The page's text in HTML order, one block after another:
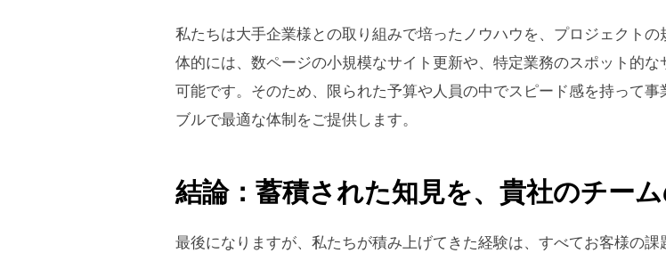
私たちは大手企業様との取り組みで培ったノウハウを、プロジェクト
体的には、数ページの小規模なサイト更新や、特定業務のスポット的
可能です。そのため、限られた予算や人員の中でスピード感を持って
ブルで最適な体制をご提供します。
結論：蓄積された知見を、貴社のチー
最後になりますが、私たちが積み上げてきた経験は、すべてお客様の課